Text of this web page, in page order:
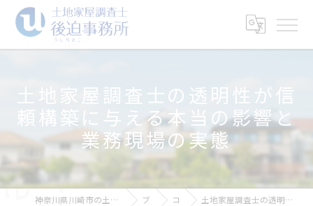
土地家屋調査士の透明性が信
頼構築に与える本当の影響と
業務現場の実態
神奈川県川崎市の土地家屋調査士なら土地家屋調査士後迫事務所 ブログ コラム 土地家屋調査士の透明性が信頼構築に与える本当の影響と業務現場の実態